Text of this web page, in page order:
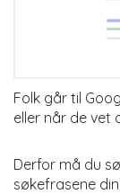
Folk går til
eller når de vet
Derfor må du
søkefrasene